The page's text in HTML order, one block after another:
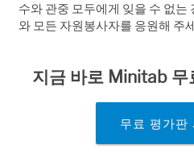
수와 관중 모두에게 잊을 수 없는
와 모든 자원봉사자를 응원해 주
지금 바로 Minitab 무
무료 평가판